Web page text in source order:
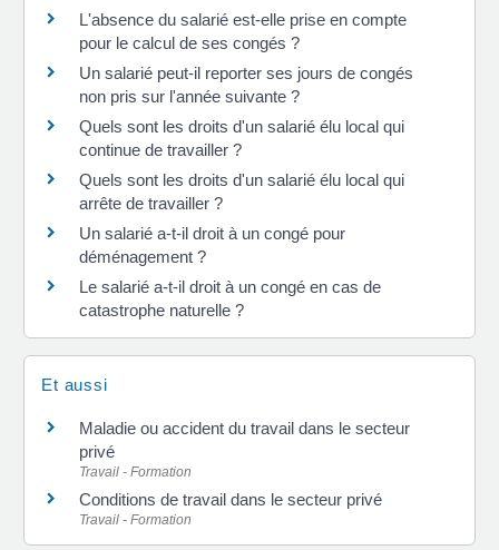
L'absence du salarié est-elle prise en compte
pour le calcul de ses congés ?
Un salarié peut-il reporter ses jours de congés
non pris sur l'année suivante ?
Quels sont les droits d'un salarié élu local qui
continue de travailler ?
Quels sont les droits d'un salarié élu local qui
arrête de travailler ?
Un salarié a-t-il droit à un congé pour
déménagement ?
Le salarié a-t-il droit à un congé en cas de
catastrophe naturelle ?
Et aussi
Maladie ou accident du travail dans le secteur
privé
Travail - Formation
Conditions de travail dans le secteur privé
Travail - Formation